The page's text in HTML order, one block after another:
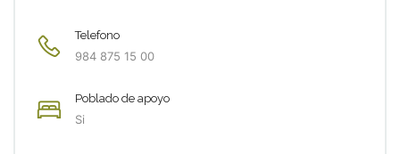
Telefono
984 875 15 00
Poblado de apoyo
Si